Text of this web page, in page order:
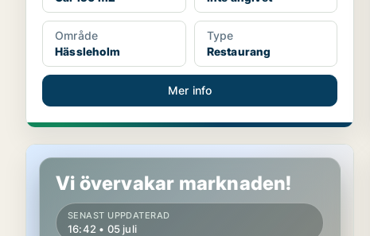
Område
Hässleholm
Type
Restaurang
Mer info
Butikslokal i Malmö Centrum
Vi övervakar marknaden!
SENAST UPPDATERAD
16:42 • 05 juli